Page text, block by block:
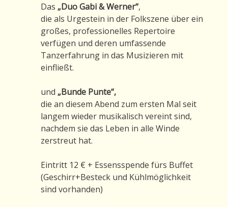
Das „Duo Gabi & Werner“,
die als Urgestein in der Folkszene über ein
großes, professionelles Repertoire
verfügen und deren umfassende
Tanzerfahrung in das Musizieren mit
einfließt.
und „Bunde Punte“,
die an diesem Abend zum ersten Mal seit
langem wieder musikalisch vereint sind,
nachdem sie das Leben in alle Winde
zerstreut hat.
Eintritt 12 € + Essensspende fürs Buffet
(Geschirr+Besteck und Kühlmöglichkeit
sind vorhanden)